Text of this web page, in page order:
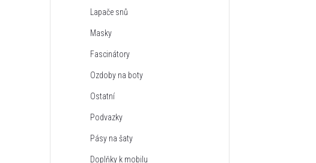
Lapače snů
Masky
Fascinátory
Ozdoby na boty
Ostatní
Podvazky
Pásy na šaty
Doplňky k mobilu